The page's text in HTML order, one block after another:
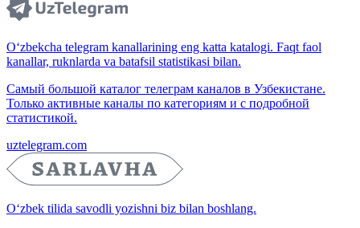
O‘zbekcha telegram kanallarining eng katta katalogi. Faqt faol
kanallar, ruknlarda va batafsil statistikasi bilan.
Самый большой каталог телеграм каналов в Узбекистане.
Только активные каналы по категориям и с подробной
статистикой.
uztelegram.com
O‘zbek tilida savodli yozishni biz bilan boshlang.